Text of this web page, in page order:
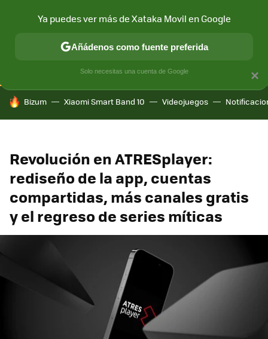
CONECTIVIDAD MÓVIL Y SOCIEDAD APLICACIONES
HOY SE HABLA DE
Bizum Xiaomi Smart Band 10 Videojuegos
Revolución en ATRESplayer:
rediseño de la app, cuentas
compartidas, más canales gratis
y el regreso de series míticas
×
Ya puedes ver más de Xataka Movil en Google
Añádenos como fuente preferida
Solo necesitas una cuenta de Google